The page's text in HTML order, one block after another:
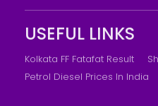
USEFUL LINKS
Kolkata FF Fatafat Result
Petrol Diesel Prices In India